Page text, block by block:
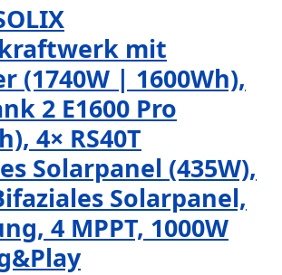
mit
(1740W | 1600Wh),
2 E1600 Pro
4× RS40T
Solarpanel (435W),
Solarpanel,
4 MPPT, 1000W